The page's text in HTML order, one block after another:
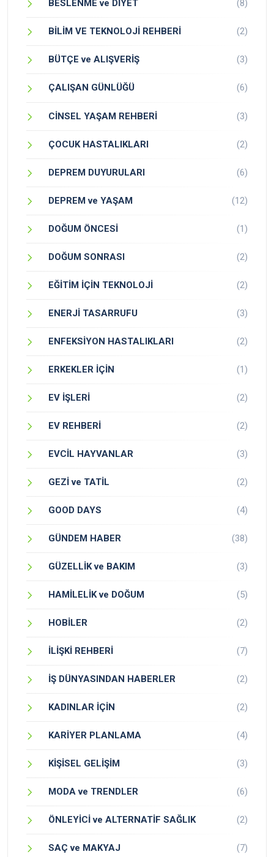
BESLENME ve DİYET (8)
BİLİM VE TEKNOLOJİ REHBERİ (2)
BÜTÇE ve ALIŞVERİŞ (3)
ÇALIŞAN GÜNLÜĞÜ (6)
CİNSEL YAŞAM REHBERİ (3)
ÇOCUK HASTALIKLARI (2)
DEPREM DUYURULARI (6)
DEPREM ve YAŞAM (12)
DOĞUM ÖNCESİ (1)
DOĞUM SONRASI (2)
EĞİTİM İÇİN TEKNOLOJİ (2)
ENERJİ TASARRUFU (3)
ENFEKSİYON HASTALIKLARI (2)
ERKEKLER İÇİN (1)
EV İŞLERİ (2)
EV REHBERİ (2)
EVCİL HAYVANLAR (3)
GEZİ ve TATİL (2)
GOOD DAYS (4)
GÜNDEM HABER (38)
GÜZELLİK ve BAKIM (3)
HAMİLELİK ve DOĞUM (5)
HOBİLER (2)
İLİŞKİ REHBERİ (7)
İŞ DÜNYASINDAN HABERLER (2)
KADINLAR İÇİN (2)
KARİYER PLANLAMA (4)
KİŞİSEL GELİŞİM (3)
MODA ve TRENDLER (6)
ÖNLEYİCİ ve ALTERNATİF SAĞLIK (2)
SAÇ ve MAKYAJ (7)